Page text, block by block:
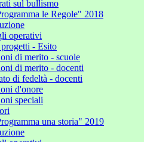
sul bullismo
le Regole" 2018
operativi
- Esito
di merito - scuole
di merito - docenti
di fedeltà - docenti
d'onore
speciali
una storia" 2019